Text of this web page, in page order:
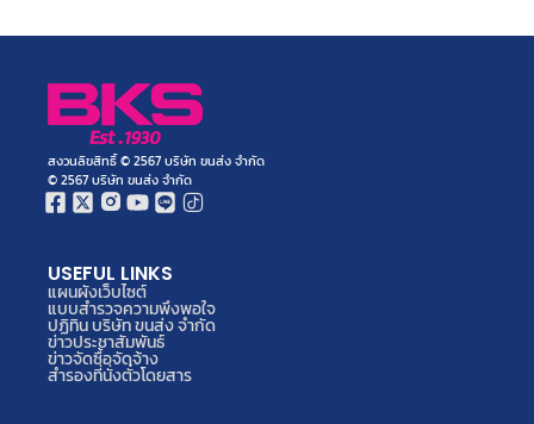
สงวนลิขสิทธิ์ © 2567 บริษัท ขนส่ง จำกัด
© 2567 บริษัท ขนส่ง จำกัด
USEFUL LINKS
แผนผังเว็บไซต์
แบบสำรวจความพึงพอใจ
ปฏิทิน บริษัท ขนส่ง จำกัด
ข่าวประชาสัมพันธ์
ข่าวจัดซื้อจัดจ้าง
สำรองที่นั่งตั๋วโดยสาร